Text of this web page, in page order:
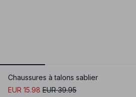
Chaussures à talons sablier
EUR 15.98 EUR 39.95